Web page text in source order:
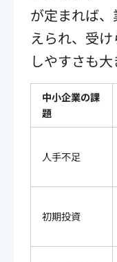
が定まれば
えられ、受
しやすさも大
中小企業の課
題
人手不足
初期投資